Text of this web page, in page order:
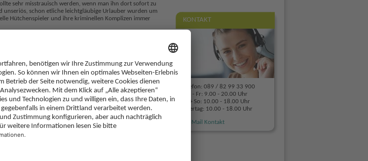
sehr misstrauisch werden, wenn man ihn dort sofort zu
schon etliche leichtgläubige Urlauber wurden um
Hütchenspieler und ihre kriminellen Komplizen immer
verständigen. Erste Hilfe bzw. Notarzt Tel. 061; Polizei
In schweren Fällen helfen die Ärzte der Notrufzentrale des
89/22 22 22). Für den sofortigen Rücktransport in eine
die Uhr der DRK-Flugdienst, Tel. 0049/228/23 00 23, Fax
Tel. 0049/711/70 10 70.
öffnen Mo-Fr 9-13 und 16.30-19.30 Uhr, Sa von 9-14
flexibler gehandhabt, einige Läden haben auch sonntags
KONTAKT
Telefon: 089 / 82 99 33 900
Mo - Fr: 9.00 - 20.00 Uhr
Sa + So: 10.00 - 18.00 Uhr
Feiertag: 10.00 - 18.00 Uhr
E-Mail Kontakt